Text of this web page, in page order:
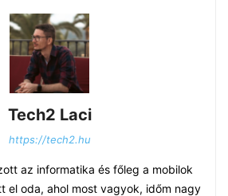
Tech2 Laci
https://tech2.hu
az informatika és főleg a mobilok
el oda, ahol most vagyok, időm nagy